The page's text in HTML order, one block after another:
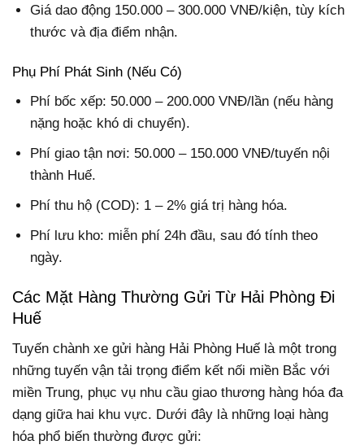
Giá dao động 150.000 – 300.000 VNĐ/kiện, tùy kích
thước và địa điểm nhận.
Phụ Phí Phát Sinh (Nếu Có)
Phí bốc xếp: 50.000 – 200.000 VNĐ/lần (nếu hàng
nặng hoặc khó di chuyển).
Phí giao tận nơi: 50.000 – 150.000 VNĐ/tuyến nội
thành Huế.
Phí thu hộ (COD): 1 – 2% giá trị hàng hóa.
Phí lưu kho: miễn phí 24h đầu, sau đó tính theo
ngày.
Các Mặt Hàng Thường Gửi Từ Hải Phòng Đi
Huế
Tuyến chành xe gửi hàng Hải Phòng Huế là một trong
những tuyến vận tải trọng điểm kết nối miền Bắc với
miền Trung, phục vụ nhu cầu giao thương hàng hóa đa
dạng giữa hai khu vực. Dưới đây là những loại hàng
hóa phổ biến thường được gửi: